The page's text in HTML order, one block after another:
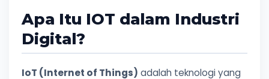
Apa Itu IOT dalam Industri
Digital?
IoT (Internet of Things) adalah teknologi yang